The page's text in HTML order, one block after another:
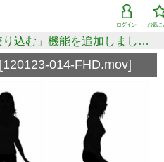
お気に
ログイン
検索で「条件を追加して絞り込む」機能を追加しました！
[120123-014-FHD.mov]